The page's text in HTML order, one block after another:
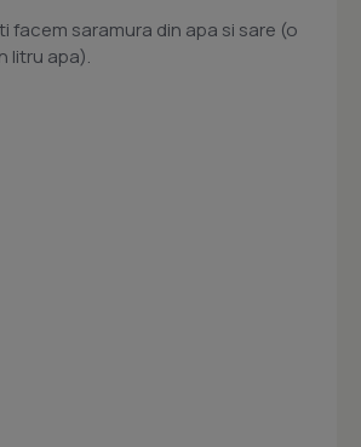
facem saramura din apa si sare (o
litru apa).